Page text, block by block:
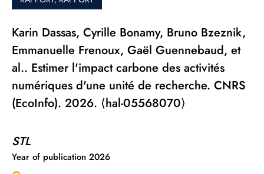
Karin Dassas, Cyrille Bonamy, Bruno Bzeznik,
Emmanuelle Frenoux, Gaël Guennebaud, et
al.. Estimer l'impact carbone des activités
numériques d'une unité de recherche. CNRS
(EcoInfo). 2026. ⟨hal-05568070⟩
STL
Year of publication 2026